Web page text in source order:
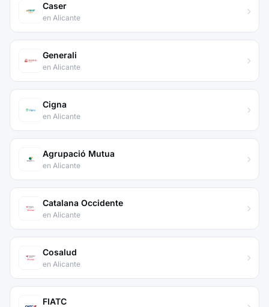
Caser
en Alicante
Generali
en Alicante
Cigna
en Alicante
Agrupació Mutua
en Alicante
Catalana Occidente
en Alicante
Cosalud
en Alicante
FIATC